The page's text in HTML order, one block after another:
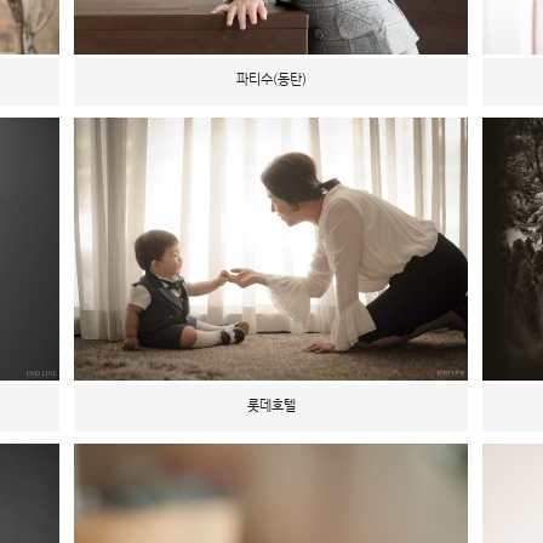
파티수(동탄)
롯데호텔